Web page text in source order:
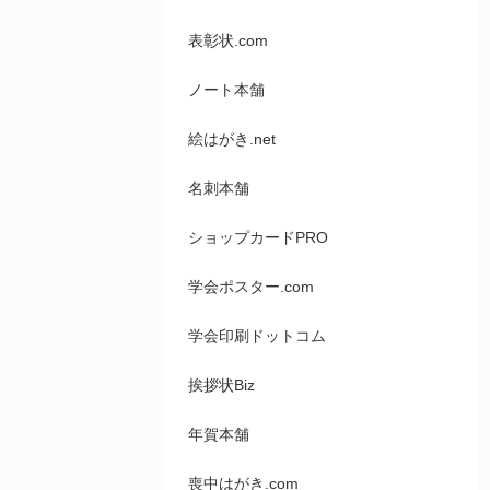
表彰状.com
ノート本舗
絵はがき.net
名刺本舗
ショップカードPRO
学会ポスター.com
学会印刷ドットコム
挨拶状Biz
年賀本舗
喪中はがき.com